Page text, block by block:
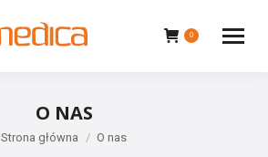
0
O NAS
Jesteś tutaj:
Strona główna O nas